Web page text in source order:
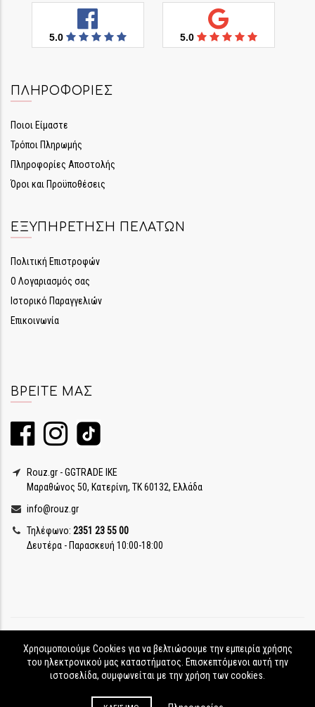
5.0 5.0
ΠΛΗΡΟΦΟΡΊΕΣ
Ποιοι Είμαστε
Τρόποι Πληρωμής
Πληροφορίες Αποστολής
Όροι και Προϋποθέσεις
ΕΞΥΠΗΡΈΤΗΣΗ ΠΕΛΑΤΏΝ
Πολιτική Επιστροφών
Ο Λογαριασμός σας
Ιστορικό Παραγγελιών
Επικοινωνία
ΒΡΕΊΤΕ ΜΑΣ
Rouz.gr - GGTRADE IKE
Μαραθώνος 50, Κατερίνη, ΤΚ 60132, Ελλάδα
info@rouz.gr
Τηλέφωνο: 2351 23 55 00
Δευτέρα - Παρασκευή 10:00-18:00
Χρησιμοποιούμε Cookies για να βελτιώσουμε την εμπειρία χρήσης
του ηλεκτρονικού μας καταστήματος. Επισκεπτόμενοι αυτή την
ιστοσελίδα, συμφωνείται με την χρήση των cookies.